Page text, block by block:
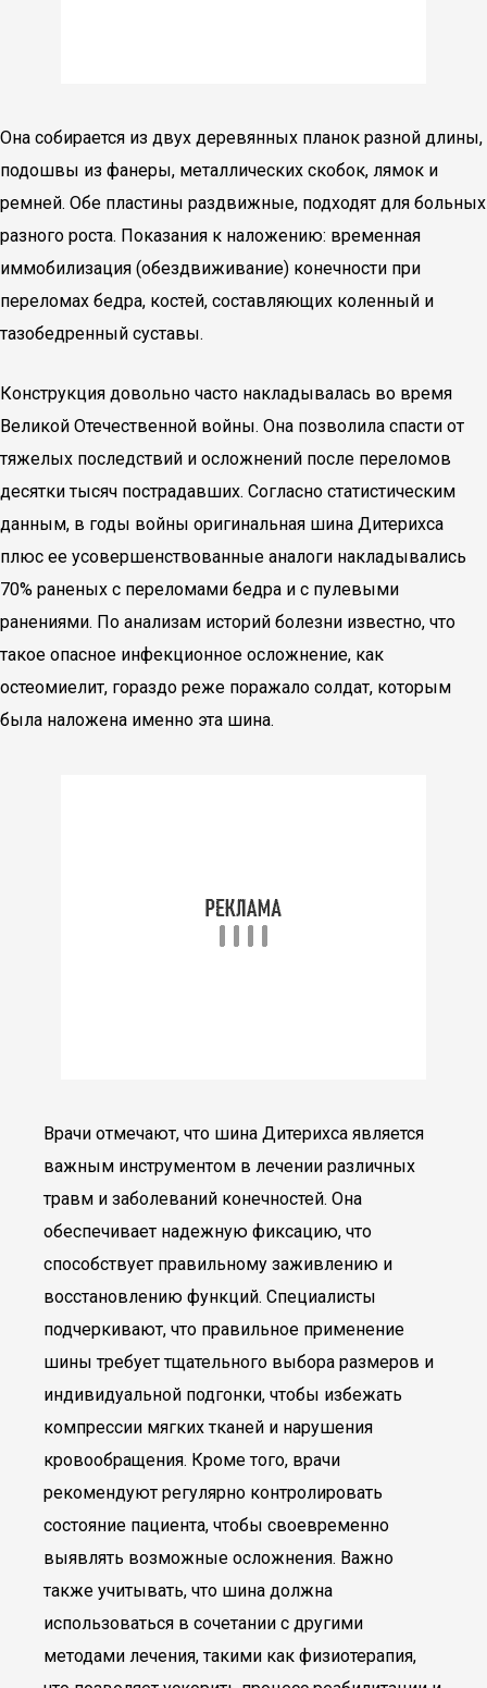
Она собирается из двух деревянных планок разной длины,
подошвы из фанеры, металлических скобок, лямок и
ремней. Обе пластины раздвижные, подходят для больных
разного роста. Показания к наложению: временная
иммобилизация (обездвиживание) конечности при
переломах бедра, костей, составляющих коленный и
тазобедренный суставы.
Конструкция довольно часто накладывалась во время
Великой Отечественной войны. Она позволила спасти от
тяжелых последствий и осложнений после переломов
десятки тысяч пострадавших. Согласно статистическим
данным, в годы войны оригинальная шина Дитерихса
плюс ее усовершенствованные аналоги накладывались
70% раненых с переломами бедра и с пулевыми
ранениями. По анализам историй болезни известно, что
такое опасное инфекционное осложнение, как
остеомиелит, гораздо реже поражало солдат, которым
была наложена именно эта шина.
Врачи отмечают, что шина Дитерихса является
важным инструментом в лечении различных
травм и заболеваний конечностей. Она
обеспечивает надежную фиксацию, что
способствует правильному заживлению и
восстановлению функций. Специалисты
подчеркивают, что правильное применение
шины требует тщательного выбора размеров и
индивидуальной подгонки, чтобы избежать
компрессии мягких тканей и нарушения
кровообращения. Кроме того, врачи
рекомендуют регулярно контролировать
состояние пациента, чтобы своевременно
выявлять возможные осложнения. Важно
также учитывать, что шина должна
использоваться в сочетании с другими
методами лечения, такими как физиотерапия,